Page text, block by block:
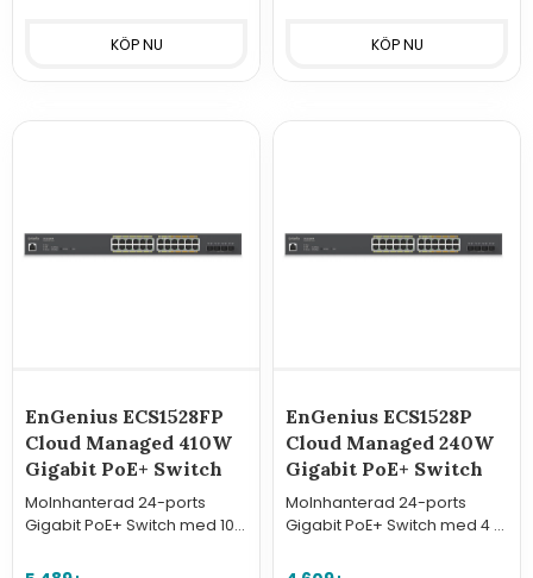
EnGenius ECS1528FP
Cloud Managed 410W
Gigabit PoE+ Switch
Molnhanterad 24-ports
Gigabit PoE+ Switch med 10G
budget. Kraftfull lösning för
EnGenius ECS1528P
Cloud Managed 240W
Gigabit PoE+ Switch
Molnhanterad 24-ports
Gigabit PoE+ Switch med 4 st
budget och smarta